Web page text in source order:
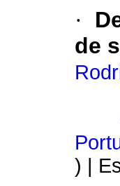
·
de
) |